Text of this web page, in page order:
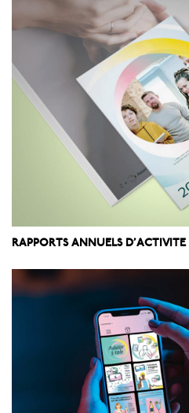
RAPPORTS ANNUELS D’ACTIVITE